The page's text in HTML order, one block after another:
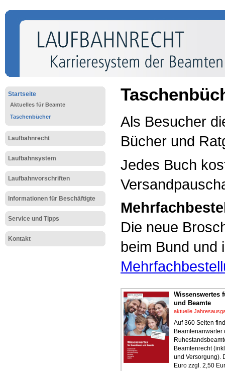
Startseite
Aktuelles für Beamte
Taschenbücher
Laufbahnrecht
Laufbahnsystem
Laufbahnvorschriften
Informationen für Beschäftigte
Service und Tipps
Kontakt
Als Besucher
Bücher und
Jedes Buch
Die neue
beim Bund und
Wissenswertes
und Beamte
aktuelle
Auf 360 Seiten
Beamtenanwärter
Beamtenrecht
und Versorgung).
Euro zzgl. 2,50